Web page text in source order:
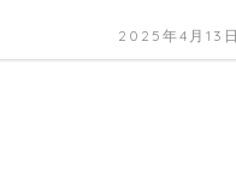
2025年4月13